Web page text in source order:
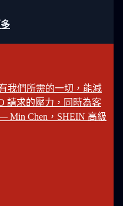
我們所需的一切，能減
請求的壓力，同時為客
Min Chen，SHEIN 高級